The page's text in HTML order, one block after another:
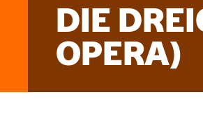
DIE
OPERA)